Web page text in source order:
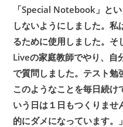
「Special Notebook」と
しないようにしました。私
るために使用しました。
Liveの家庭教師でやり、自
で質問しました。テスト勉
このようなことを毎日続け
いう日は１日もつくりま
的にダメになっています